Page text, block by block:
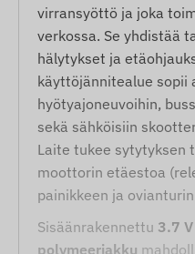
virransyöttö ja joka
verkossa. Se yhdistää
hälytykset ja
käyttöjännitealue sopii
hyötyajoneuvoihin,
sekä sähköisiin
Laite tukee sytytyksen
moottorin etäestoa
painikkeen ja
Sisäänrakennettu 3.7
polymeeriakku